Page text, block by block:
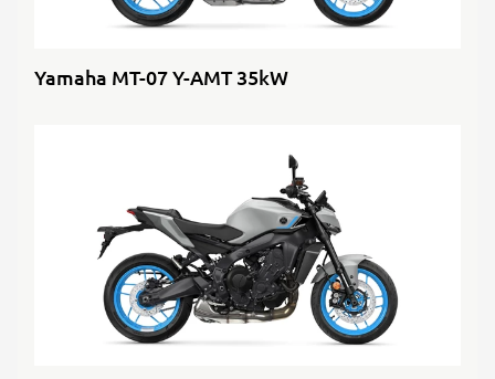
Yamaha MT-07 Y-AMT 35kW